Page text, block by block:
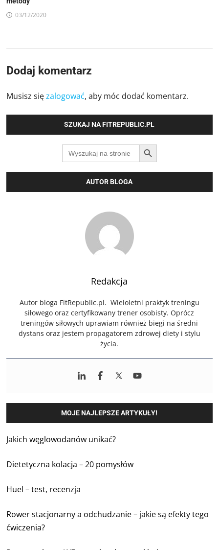
03/12/2020
Dodaj komentarz
Musisz sięzalogować, aby móc dodać komentarz.
SZUKAJ NA FITREPUBLIC.PL
Search
for:
SEARCH BUTTON
AUTOR BLOGA
Redakcja
Autor bloga FitRepublic.pl. Wieloletni praktyk treningu
siłowego oraz certyfikowany trener osobisty. Oprócz
treningów siłowych uprawiam również biegi na średni
dystans oraz jestem propagatorem zdrowej diety i stylu
życia.
MOJE NAJLEPSZE ARTYKUŁY!
Jakich węglowodanów unikać?
Dietetyczna kolacja – 20 pomysłów
Huel – test, recenzja
Rower stacjonarny a odchudzanie – jakie są efekty tego
ćwiczenia?